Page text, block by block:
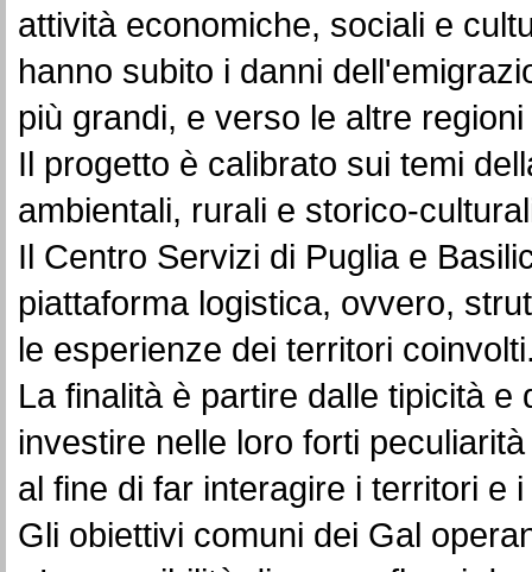
attività economiche, sociali e
hanno subito i danni
più grandi, e verso le altre
Il progetto è calibrato sui temi
ambientali, rurali e storico-
Il Centro Servizi di Puglia e
piattaforma logistica, ovvero,
le esperienze dei territori
La finalità è partire dalle tipicità
investire nelle loro forti
al fine di far interagire i territori e
Gli obiettivi comuni dei Gal